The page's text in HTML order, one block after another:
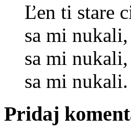
Ľen ti stare
sa mi
sa mi
sa mi
Pridaj